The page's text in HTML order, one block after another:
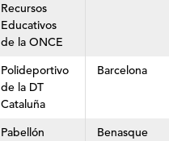
Recursos
Educativos
de la ONCE
Polideportivo
de la DT
Cataluña
Barcelona
Pabellón
Benasque